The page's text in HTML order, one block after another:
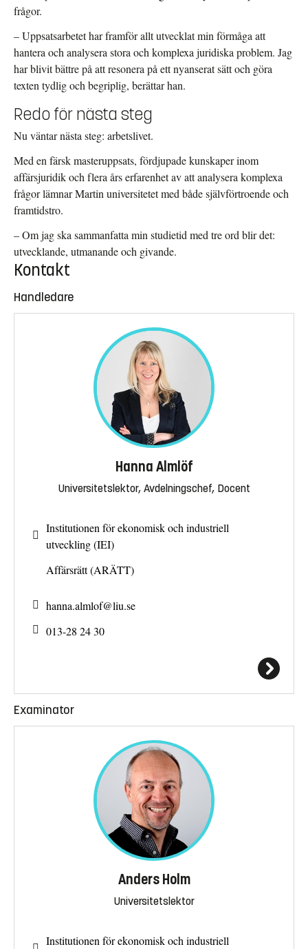
frågor.
– Uppsatsarbetet har framför allt utvecklat min förmåga att
hantera och analysera stora och komplexa juridiska problem. Jag
har blivit bättre på att resonera på ett nyanserat sätt och göra
texten tydlig och begriplig, berättar han.
Redo för nästa steg
Nu väntar nästa steg: arbetslivet.
Med en färsk masteruppsats, fördjupade kunskaper inom
affärsjuridik och flera års erfarenhet av att analysera komplexa
frågor lämnar Martin universitetet med både självförtroende och
framtidstro.
– Om jag ska sammanfatta min studietid med tre ord blir det:
utvecklande, utmanande och givande.
Kontakt
Handledare
Hanna Almlöf
Universitetslektor, Avdelningschef, Docent
Institutionen för ekonomisk och industriell
utveckling (IEI)
Affärsrätt (ARÄTT)
hanna.almlof@liu.se
013-28 24 30
Examinator
Anders Holm
Universitetslektor
Institutionen för ekonomisk och industriell